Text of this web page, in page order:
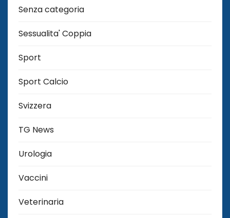
Senza categoria
Sessualita' Coppia
Sport
Sport Calcio
Svizzera
TG News
Urologia
Vaccini
Veterinaria